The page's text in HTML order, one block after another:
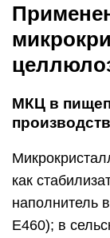
МКЦ в
как
наполнитель
Е460); в